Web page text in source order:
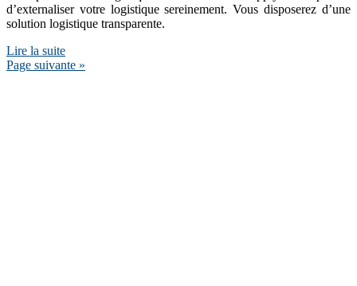
d’externaliser votre logistique sereinement. Vous disposerez d’une
solution logistique transparente.
Lire la suite
Page suivante »